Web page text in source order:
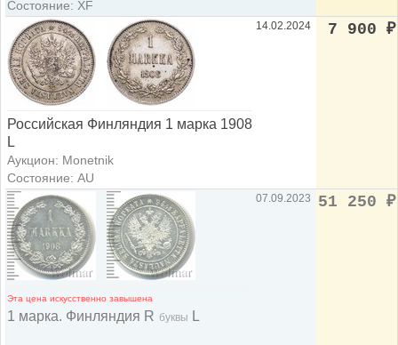
Состояние: XF
Российская Финляндия 1 марка 1908
L
Аукцион: Monetnik
Состояние: AU
14.02.2024 7 900 ₽
Эта цена искусственно завышена
1 марка. Финляндия R буквы L
07.09.2023 51 250 ₽